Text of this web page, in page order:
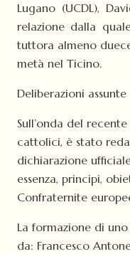
Lugano (UCDL),
relazione dalla
tuttora almeno
metà nel Ticino.
Deliberazioni
Sull’onda del
cattolici, è stato
dichiarazione
essenza, principi,
Confraternite
La formazione di uno
da: Francesco